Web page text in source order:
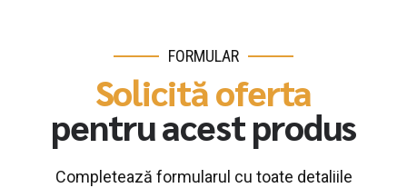
FORMULAR
Solicită oferta
pentru acest produs
Completează formularul cu toate detaliile